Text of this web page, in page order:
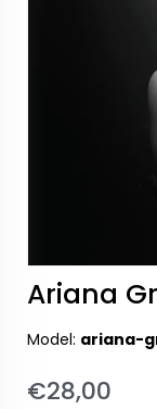
Ariana
Model: ariana-
€28,00